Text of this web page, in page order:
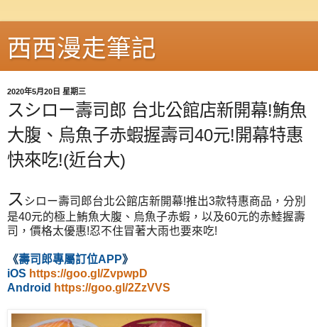
西西漫走筆記
2020年5月20日 星期三
スシロー壽司郎 台北公館店新開幕!鮪魚
大腹、烏魚子赤蝦握壽司40元!開幕特惠
快來吃!(近台大)
ス シロー壽司郎台北公館店新開幕!推出3款特惠商品，分別
是40元的極上鮪魚大腹、烏魚子赤蝦，以及60元的赤鯥握壽
司，價格太優惠!忍不住冒著大雨也要來吃!
《壽司郎專屬訂位APP》
iOS https://goo.gl/ZvpwpD
Android https://goo.gl/2ZzVVS